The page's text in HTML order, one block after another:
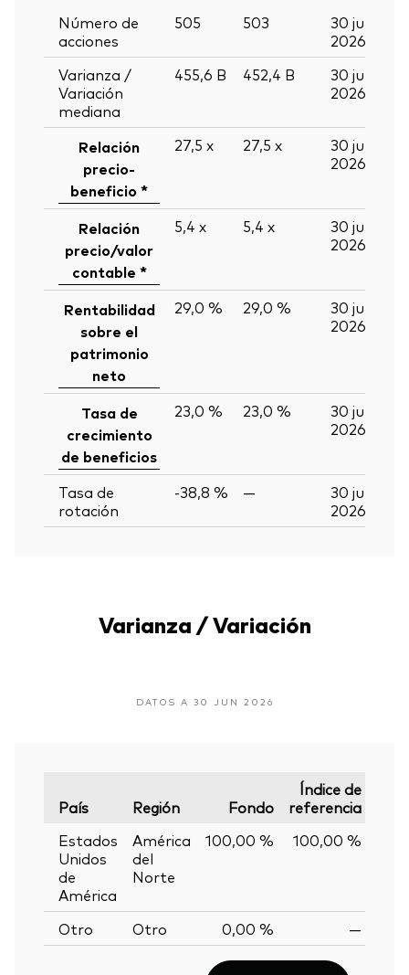
Número de
acciones
505 503
30 jun
2026
Varianza /
Variación
mediana
455,6 B 452,4 B
30 jun
2026
Relación
precio-
beneficio *
27,5 x 27,5 x
30 jun
2026
Relación
precio/valor
contable *
5,4 x 5,4 x
30 jun
2026
Rentabilidad
sobre el
patrimonio
neto
29,0 % 29,0 %
30 jun
2026
Tasa de
crecimiento
de beneficios
23,0 % 23,0 %
30 jun
2026
Tasa de
rotación
-38,8 % —
30 jun
2026
Varianza / Variación
DATOS A 30 JUN 2026
País Región Fondo
Índice de
referencia
Estados
Unidos
de
América
América
del
Norte
100,00 % 100,00 %
Otro Otro 0,00 % —